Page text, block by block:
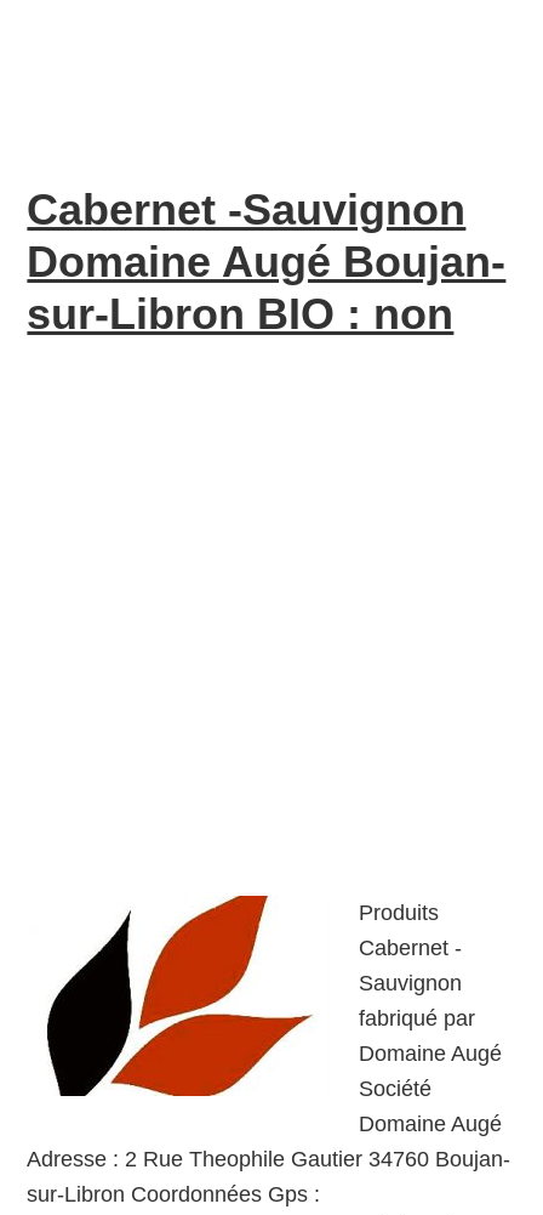
Cabernet -Sauvignon
Domaine Augé Boujan-
sur-Libron BIO : non
Produits
Cabernet -
Sauvignon
fabriqué par
Domaine Augé
Société
Domaine Augé
Adresse : 2 Rue Theophile Gautier 34760 Boujan-
sur-Libron Coordonnées Gps :